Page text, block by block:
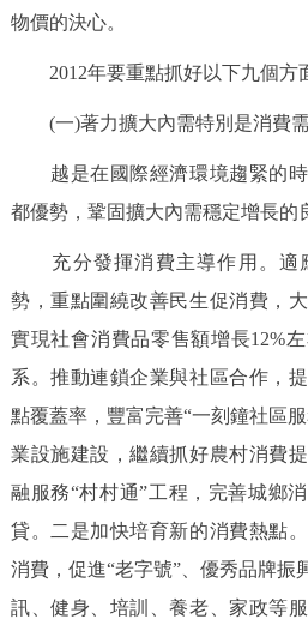
物價的決心。
2012年要重點抓好以下九個方
(一)著力擴大內需特別是消費
越是在國際經濟環境趨緊的時
都優勢，鞏固擴大內需穩定增長的
充分發揮消費主導作用。適
勢，重點圍繞改善民生促消費，
實現社會消費品零售額增長12%
系。推動連鎖企業與社區合作，
點覆蓋率，豐富完善“一刻鐘社區
業設施建設，繼續抓好農村消費
融服務“村村通”工程，完善城鄉
貸。二是加快培育新的消費熱點
消費，促進“老字號”、優秀品牌振
訊、健身、培訓、養老、家政等